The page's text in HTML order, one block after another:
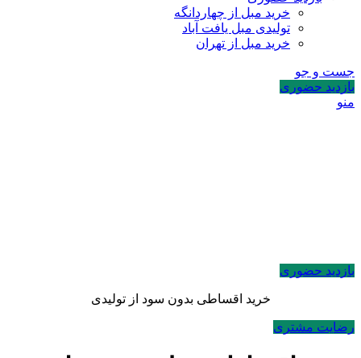
خرید مبل از چهاردانگه
تولیدی مبل یافت آباد
خرید مبل از تهران
جست و جو
بازدید حضوری
منو
بازدید حضوری
خرید اقساطی بدون سود از تولیدی
رضایت مشتری